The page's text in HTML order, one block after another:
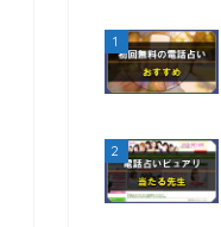
1
2